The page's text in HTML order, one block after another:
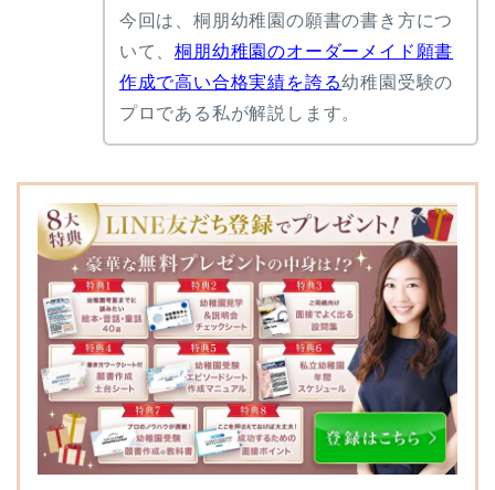
今回は、桐朋幼稚園の願書の書き方につ
いて、桐朋幼稚園のオーダーメイド願書
作成で高い合格実績を誇る幼稚園受験の
プロである私が解説します。
東京学芸大学附属幼稚園
田園調布雙葉小学校附属
東京学芸大学附属幼稚園
成城幼稚園
小さき花の幼稚園
桐蔭学園幼稚園
学習院幼稚園
カリタス幼稚園
和光幼稚園
品川翔英幼稚園
川村幼稚園
新渡戸文化子ども園